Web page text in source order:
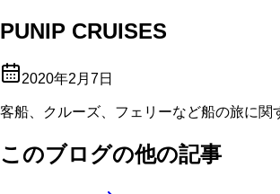
PUNIP CRUISES
2020年2月7日
客船、クルーズ、フェリーなど船の旅に関
このブログの他の記事